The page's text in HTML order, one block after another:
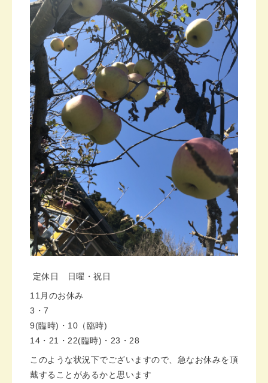
定休日 日曜・祝日
11月のお休み
3・7
9(臨時)・10（臨時)
14・21・22(臨時)・23・28
このような状況下でございますので、急なお休みを頂
戴することがあるかと思います